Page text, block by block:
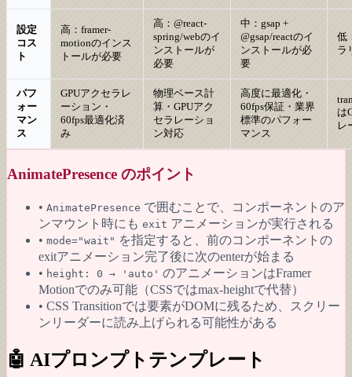
設定
コス
ト
高：framer-
motionのインス
トールが必要
高：@react-
spring/webのイ
ンストールが
必要
中：gsap +
@gsap/reactのイ
ンストールが必
要
低
ラ
パフ
ォー
マン
ス
GPUアクセラレ
ーション・
60fps最適化済
み
物理ベース計
算・GPUアク
セラレーショ
ン対応
高度に最適化・
60fps保証・業界
標準のパフォー
マンス
は
レ
AnimatePresence のポイント
• AnimatePresence で囲むことで、コンポーネントのア
ンマウント時にも exit アニメーションが実行される
• mode="wait" を指定すると、前のコンポーネントの
exitアニメーション完了後に次のenterが始まる
• height: 0 → 'auto' のアニメーションはFramer
Motionでのみ可能（CSSではmax-heightで代替）
• CSS Transitionでは要素がDOMに残るため、スクリー
ンリーダーに読み上げられる可能性がある
🤖 AIプロンプトテンプレート